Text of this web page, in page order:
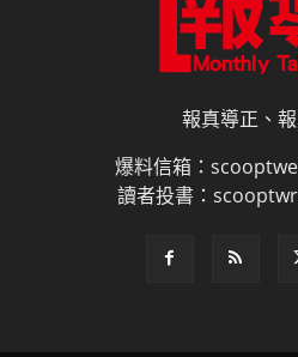
報真導正、
爆料信箱：
讀者投書：